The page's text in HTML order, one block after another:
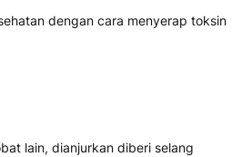
dengan cara menyerap toksin
lain, dianjurkan diberi selang